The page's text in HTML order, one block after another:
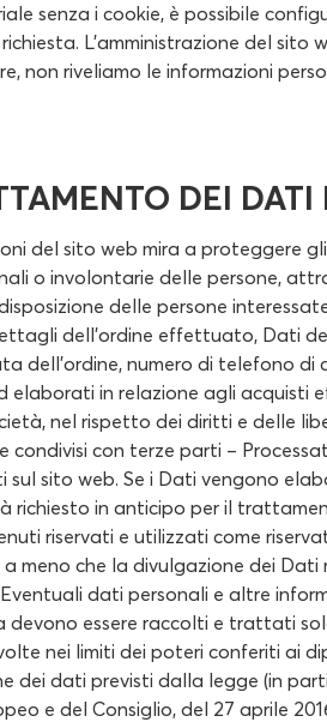
senza i cookie, è possibile
L'amministrazione del sito
non riveliamo le informazioni
DEI DATI
del sito web mira a proteggere
o involontarie delle persone,
delle persone
dell'ordine effettuato, Dati
dell'ordine, numero di telefono di
elaborati in relazione agli acquisti
nel rispetto dei diritti e delle
condivisi con terze parti –
sito web. Se i Dati vengono
richiesto in anticipo per il
riservati e utilizzati come
meno che la divulgazione dei Dati
dati personali e altre
essere raccolti e trattati
nei limiti dei poteri conferiti ai
dei dati previsti dalla legge (in
e del Consiglio, del 27 aprile